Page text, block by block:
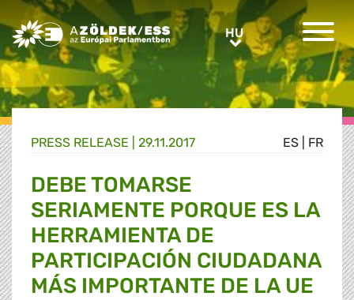
Greens/EFA Home HUHU
ES FR
PRESS RELEASE | 29.11.2017
DEBE TOMARSE
SERIAMENTE PORQUE ES LA
HERRAMIENTA DE
PARTICIPACIÓN CIUDADANA
MÁS IMPORTANTE DE LA UE